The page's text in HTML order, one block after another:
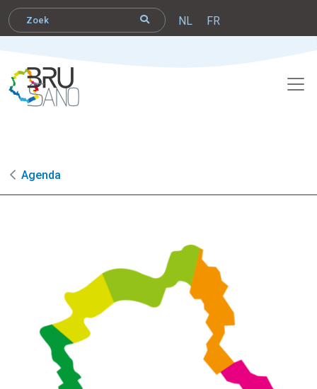
NL FR
Agenda